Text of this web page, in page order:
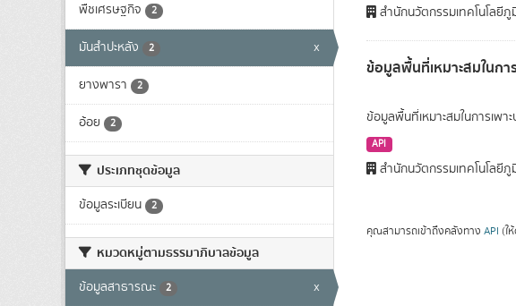
พืชเศรษฐกิจ 2
มันสำปะหลัง 2 x
ยางพารา 2
อ้อย 2
ประเภทชุดข้อมูล
ข้อมูลระเบียน 2
หมวดหมู่ตามธรรมาภิบาลข้อมูล
ข้อมูลสาธารณะ 2 x
สำนักนวัตกรรมเทคโนโลยีภู
ข้อมูลพื้นที่เหมาะสมในก
ข้อมูลพื้นที่เหมาะสมในการเพ
API
สำนักนวัตกรรมเทคโนโลยีภู
คุณสามารถเข้าถึงคลังทาง API (ใ